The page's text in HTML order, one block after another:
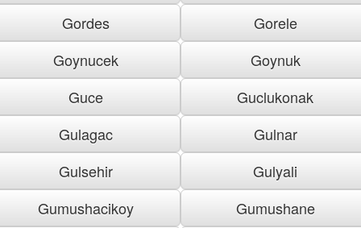
Gordes
Gorele
Goynucek
Goynuk
Guce
Guclukonak
Gulagac
Gulnar
Gulsehir
Gulyali
Gumushacikoy
Gumushane